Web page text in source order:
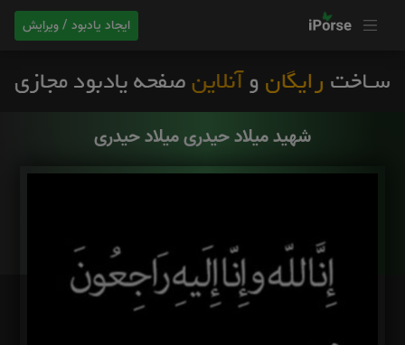
ایجاد یادبود / ویرایش
شهید میلاد حیدری میلاد حیدری